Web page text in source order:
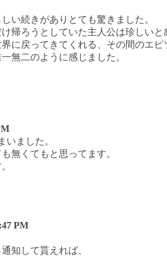
い続きがありとても驚きました。
帰ろうとしていた主人公は珍しいと
に戻ってきてくれる、その間のエピ
無二のように感じました。
いました。
無くてもと思ってます。
PM
知して貰えれば、